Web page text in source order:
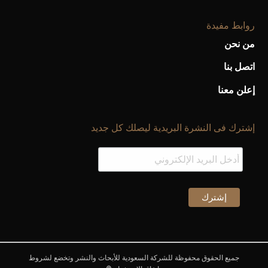
روابط مفيدة
من نحن
اتصل بنا
إعلن معنا
إشترك فى النشرة البريدية ليصلك كل جديد
جميع الحقوق محفوظة للشركة السعودية للأبحاث والنشر وتخضع لشروط